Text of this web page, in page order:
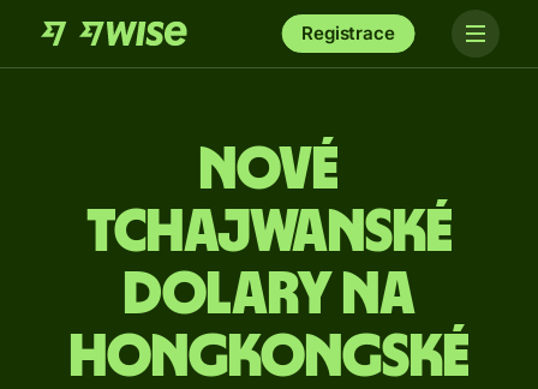
Registrace
Nové
tchajwanské
dolary na
hongkongské